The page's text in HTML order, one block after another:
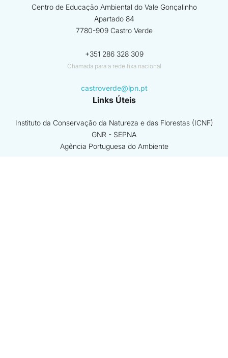
Centro de Educação Ambiental do Vale Gonçalinho
Apartado 84
7780-909 Castro Verde
+351 286 328 309
Chamada para a rede fixa nacional
castroverde@lpn.pt
Links Úteis
Instituto da Conservação da Natureza e das Florestas (ICNF)
GNR - SEPNA
Agência Portuguesa do Ambiente